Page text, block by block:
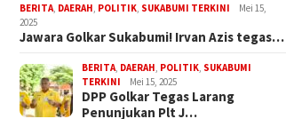
BERITA DAERAH POLITIK SUKABUMI TERKINI
Mei 15,
2025
Jawara Golkar Sukabumi! Irvan Azis tegas…
BERITA DAERAH POLITIK SUKABUMI
TERKINI
Mei 15, 2025
DPP Golkar Tegas Larang
Penunjukan Plt J…